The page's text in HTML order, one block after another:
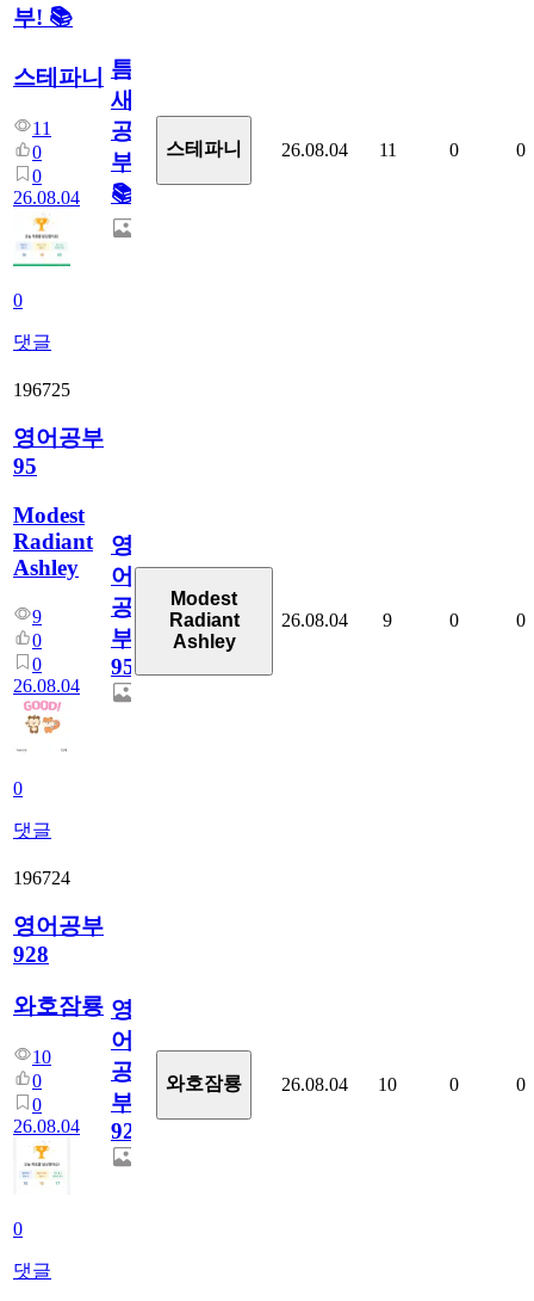
부! 📚
스테파니
11
0
0
26.08.04
0
댓글
틈
새
공
부!
📚
스테파니 26.08.04 11 0 0
196725
영어공부
95
Modest
Radiant
Ashley
9
0
0
26.08.04
0
댓글
영
어
공
부
95
Modest
Radiant
Ashley
26.08.04 9 0 0
196724
영어공부
928
와호잠룡
10
0
0
26.08.04
0
댓글
영
어
공
부
928
와호잠룡 26.08.04 10 0 0